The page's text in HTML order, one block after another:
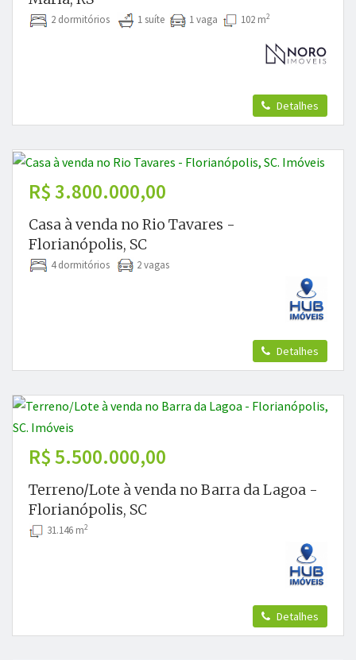
2 dormitórios 1 suíte 1 vaga 102 m2
Detalhes
R$ 3.800.000,00
Casa à venda no Rio Tavares -
Florianópolis, SC
4 dormitórios 2 vagas
Detalhes
R$ 5.500.000,00
Terreno/Lote à venda no Barra da Lagoa -
Florianópolis, SC
31.146 m2
Detalhes